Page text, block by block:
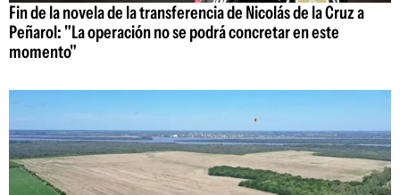
Fin de la novela de la transferencia de Nicolás de la Cruz a
Peñarol: "La operación no se podrá concretar en este
momento"